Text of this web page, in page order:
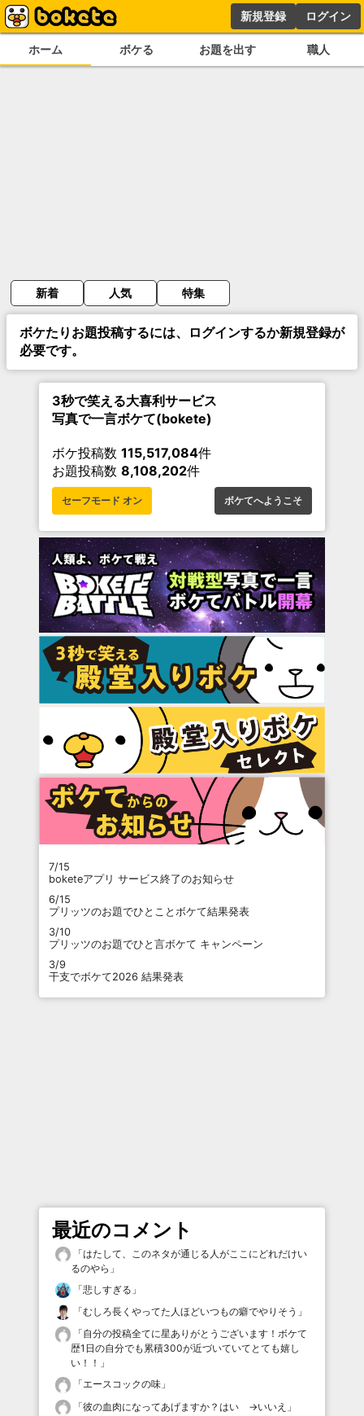
新規登録 ログイン
ホーム ボケる お題を出す 職人
新着 人気 特集
ボケたりお題投稿するには、ログインするか新規登録が
必要です。
3秒で笑える大喜利サービス
写真で一言ボケて(bokete)
ボケ投稿数 115,517,084件
お題投稿数 8,108,202件
セーフモード オン ボケてへようこそ
7/15
boketeアプリ サービス終了のお知らせ
6/15
プリッツのお題でひとことボケて結果発表
3/10
プリッツのお題でひと言ボケて キャンペーン
3/9
干支でボケて2026 結果発表
最近のコメント
「はたして、このネタが通じる人がここにどれだけい
るのやら 」
「悲しすぎる 」
「むしろ長くやってた人ほどいつもの癖でやりそう 」
「自分の投稿全てに星ありがとうございます！ボケて
歴1日の自分でも累積300が近づいていてとても嬉し
い！！ 」
「エースコックの味 」
「彼の血肉になってあげますか？はい →いいえ 」